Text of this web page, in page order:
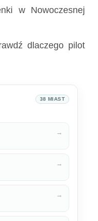
w Nowoczesnej
dlaczego pilot
38 MIAST
→
→
→